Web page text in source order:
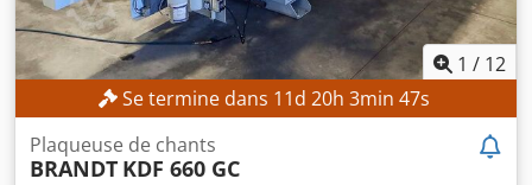
1 / 12
Se termine dans 11d 20h 3min 46s
Plaqueuse de chants
BRANDT KDF 660 GC